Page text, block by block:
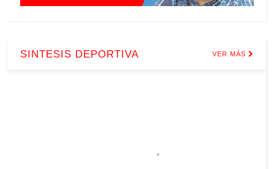
SINTESIS DEPORTIVA VER MÁS